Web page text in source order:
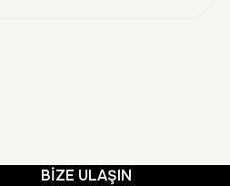
BİZE ULAŞIN